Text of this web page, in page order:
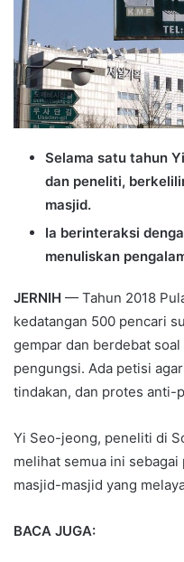
Selama satu tahun
dan peneliti,
masjid.
Ia berinteraksi
menuliskan
JERNIH — Tahun 2018
kedatangan 500 pencari
gempar dan berdebat
pengungsi. Ada petisi
tindakan, dan protes anti-
Yi Seo-jeong, peneliti di
melihat semua ini
masjid-masjid yang
BACA JUGA: